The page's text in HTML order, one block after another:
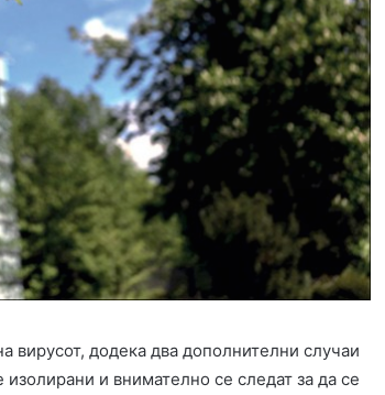
вирусот, додека два дополнителни случаи
и внимателно се следат за да се